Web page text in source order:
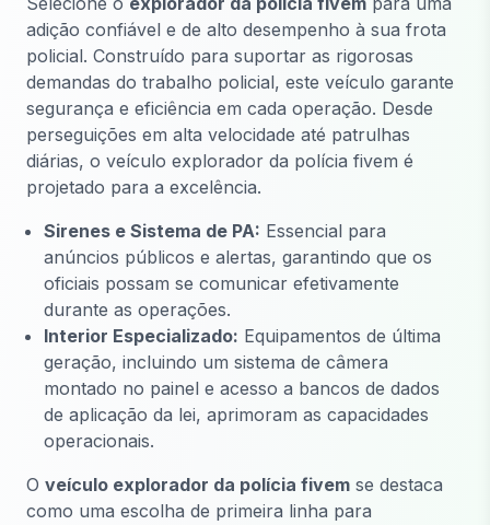
adição confiável e de alto desempenho à sua frota
policial. Construído para suportar as rigorosas
demandas do trabalho policial, este veículo garante
segurança e eficiência em cada operação. Desde
perseguições em alta velocidade até patrulhas
diárias, o veículo explorador da polícia fivem é
projetado para a excelência.
Sirenes e Sistema de PA: Essencial para
anúncios públicos e alertas, garantindo que os
oficiais possam se comunicar efetivamente
durante as operações.
Interior Especializado: Equipamentos de última
geração, incluindo um sistema de câmera
montado no painel e acesso a bancos de dados
de aplicação da lei, aprimoram as capacidades
operacionais.
O veículo explorador da polícia fivem se destaca
como uma escolha de primeira linha para